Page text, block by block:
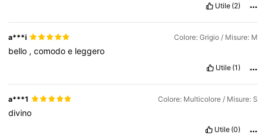
Utile (2)
a***i Colore: Grigio / Misure: M
bello ,comodoe leggero
Utile (1)
a***1 Colore: Multicolore / Misure: S
divino
Utile (0)